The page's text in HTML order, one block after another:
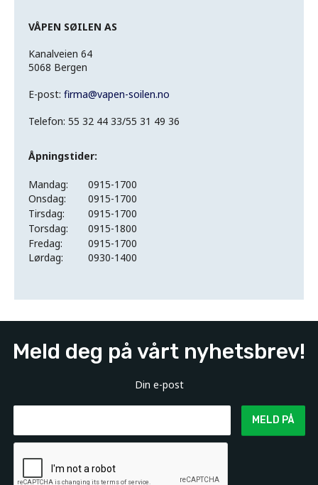
VÅPEN SØILEN AS
Kanalveien 64
5068 Bergen
E-post: firma@vapen-soilen.no
Telefon: 55 32 44 33/55 31 49 36
Åpningstider:
Mandag:
0915-1700
Onsdag:
0915-1700
Tirsdag:
0915-1700
Torsdag:
0915-1800
Fredag:
0915-1700
Lørdag:
0930-1400
Meld deg på vårt nyhetsbrev!
Din e-post
MELD PÅ